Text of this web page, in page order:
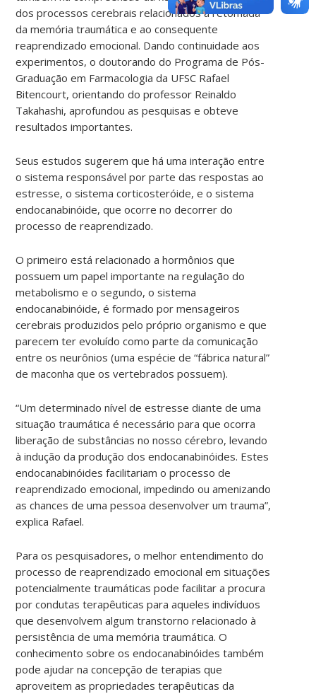
dos processos cerebrais relacionados à retomada
da memória traumática e ao consequente
reaprendizado emocional. Dando continuidade aos
experimentos, o doutorando do Programa de Pós-
Graduação em Farmacologia da UFSC Rafael
Bitencourt, orientando do professor Reinaldo
Takahashi, aprofundou as pesquisas e obteve
resultados importantes.
Seus estudos sugerem que há uma interação entre
o sistema responsável por parte das respostas ao
estresse, o sistema corticosteróide, e o sistema
endocanabinóide, que ocorre no decorrer do
processo de reaprendizado.
O primeiro está relacionado a hormônios que
possuem um papel importante na regulação do
metabolismo e o segundo, o sistema
endocanabinóide, é formado por mensageiros
cerebrais produzidos pelo próprio organismo e que
parecem ter evoluído como parte da comunicação
entre os neurônios (uma espécie de “fábrica natural”
de maconha que os vertebrados possuem).
“Um determinado nível de estresse diante de uma
situação traumática é necessário para que ocorra
liberação de substâncias no nosso cérebro, levando
à indução da produção dos endocanabinóides. Estes
endocanabinóides facilitariam o processo de
reaprendizado emocional, impedindo ou amenizando
as chances de uma pessoa desenvolver um trauma”,
explica Rafael.
Para os pesquisadores, o melhor entendimento do
processo de reaprendizado emocional em situações
potencialmente traumáticas pode facilitar a procura
por condutas terapêuticas para aqueles indivíduos
que desenvolvem algum transtorno relacionado à
persistência de uma memória traumática. O
conhecimento sobre os endocanabinóides também
pode ajudar na concepção de terapias que
aproveitem as propriedades terapêuticas da